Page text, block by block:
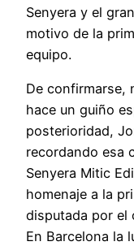
Senyera y el
motivo de la
equipo.
De confirmarse,
hace un guiño
posterioridad,
recordando esa
Senyera Mitic
homenaje a la
disputada por el
En Barcelona la